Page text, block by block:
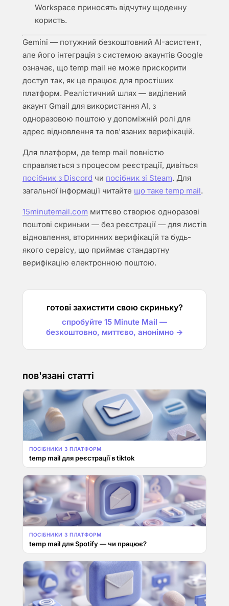
Workspace приносять відчутну щоденну
користь.
Gemini — потужний безкоштовний AI-асистент,
але його інтеграція з системою акаунтів Google
означає, що temp mail не може прискорити
доступ так, як це працює для простіших
платформ. Реалістичний шлях — виділений
акаунт Gmail для використання AI, з
одноразовою поштою у допоміжній ролі для
адрес відновлення та пов'язаних верифікацій.
Для платформ, де temp mail повністю
справляється з процесом реєстрації, дивіться
посібник з Discord чи посібник зі Steam. Для
загальної інформації читайте що таке temp mail.
15minutemail.com миттєво створює одноразові
поштові скриньки — без реєстрації — для листів
відновлення, вторинних верифікацій та будь-
якого сервісу, що приймає стандартну
верифікацію електронною поштою.
готові захистити свою скриньку?
спробуйте 15 Minute Mail —
безкоштовно, миттєво, анонімно →
пов'язані статті
ПОСІБНИКИ З ПЛАТФОРМ
temp mail для реєстрації в tiktok
ПОСІБНИКИ З ПЛАТФОРМ
temp mail для Spotify — чи працює?